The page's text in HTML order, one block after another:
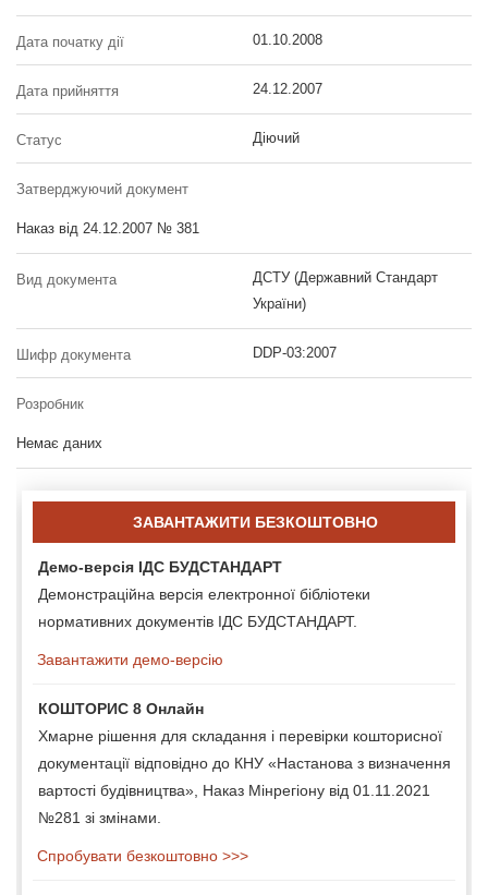
Дата початку дії 01.10.2008
Дата прийняття 24.12.2007
Статус Діючий
Затверджуючий документ
Наказ від 24.12.2007 № 381
Вид документа
ДСТУ (Державний Стандарт
України)
Шифр документа DDP-03:2007
Розробник
Немає даних
ЗАВАНТАЖИТИ БЕЗКОШТОВНО
Демо-версія ІДС БУДСТАНДАРТ
Демонстраційна версія електронної бібліотеки
нормативних документів ІДС БУДСТАНДАРТ.
Завантажити демо-версію
КОШТОРИС 8 Онлайн
Хмарне рішення для складання і перевірки кошторисної
документації відповідно до КНУ «Настанова з визначення
вартості будівництва», Наказ Мінрегіону від 01.11.2021
№281 зі змінами.
Спробувати безкоштовно >>>